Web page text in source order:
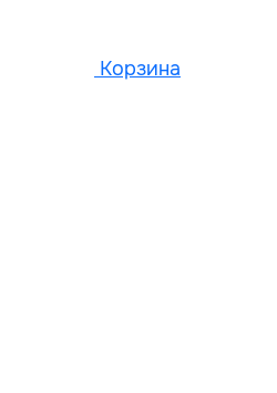
Корзина